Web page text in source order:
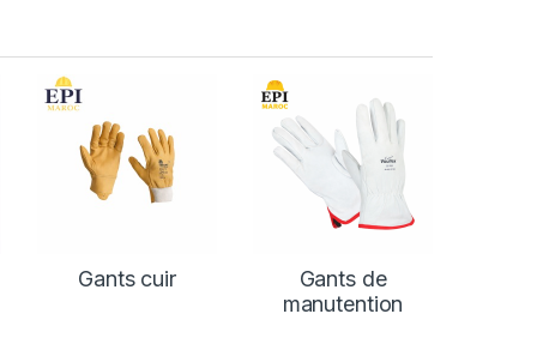
Gants cuir
Gants de
manutention